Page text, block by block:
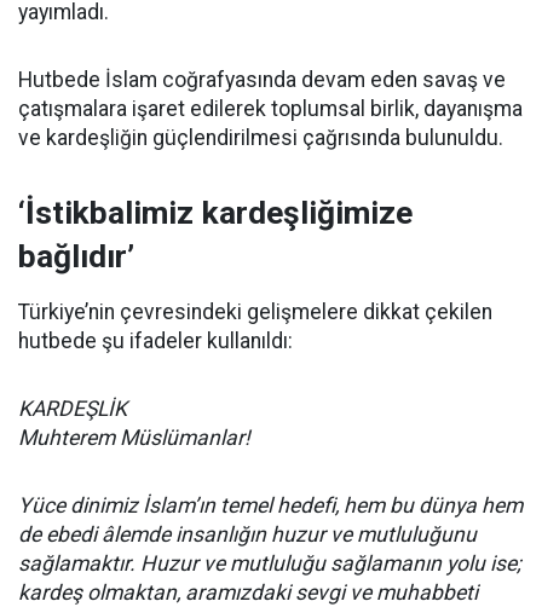
yayımladı.
Hutbede İslam coğrafyasında devam eden savaş ve
çatışmalara işaret edilerek toplumsal birlik, dayanışma
ve kardeşliğin güçlendirilmesi çağrısında bulunuldu.
‘İstikbalimiz kardeşliğimize
bağlıdır’
Türkiye’nin çevresindeki gelişmelere dikkat çekilen
hutbede şu ifadeler kullanıldı:
KARDEŞLİK
Muhterem Müslümanlar!
Yüce dinimiz İslam’ın temel hedefi, hem bu dünya hem
de ebedi âlemde insanlığın huzur ve mutluluğunu
sağlamaktır. Huzur ve mutluluğu sağlamanın yolu ise;
kardeş olmaktan, aramızdaki sevgi ve muhabbeti